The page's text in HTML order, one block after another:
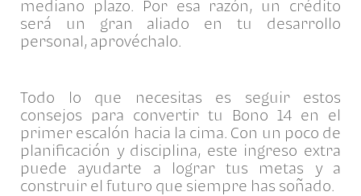
mediano plazo. Por esa razón, un crédito
será un gran aliado en tu desarrollo
personal, aprovéchalo.
Todo lo que necesitas es seguir estos
consejos para convertir tu Bono 14 en el
primer escalón hacia la cima. Con un poco de
planificación y disciplina, este ingreso extra
puede ayudarte a lograr tus metas y a
construir el futuro que siempre has soñado.